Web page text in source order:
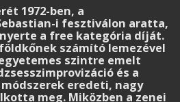
1972-ben, a
i fesztiválon aratta,
a free kategória díját.
számító lemezével
szintre emelt
és a
eredeti, nagy
meg. Miközben a zenei